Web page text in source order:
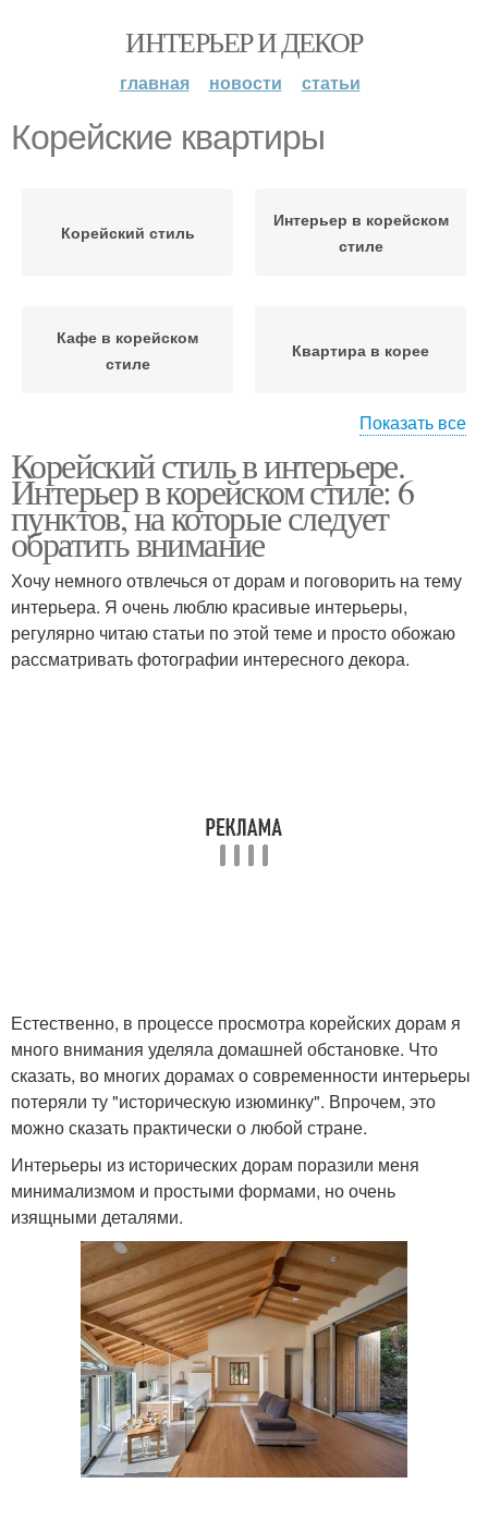
ИНТЕРЬЕР И ДЕКОР
главная новости статьи
Корейские квартиры
Корейский стиль
Интерьер в корейском
стиле
Кафе в корейском
стиле
Квартира в корее
Корейский дизайн
Показать все
Корейский стиль в интерьере.
Интерьер в корейском стиле: 6
пунктов, на которые следует
обратить внимание
Хочу немного отвлечься от дорам и поговорить на тему
интерьера. Я очень люблю красивые интерьеры,
регулярно читаю статьи по этой теме и просто обожаю
рассматривать фотографии интересного декора.
Естественно, в процессе просмотра корейских дорам я
много внимания уделяла домашней обстановке. Что
сказать, во многих дорамах о современности интерьеры
потеряли ту "историческую изюминку". Впрочем, это
можно сказать практически о любой стране.
Интерьеры из исторических дорам поразили меня
минимализмом и простыми формами, но очень
изящными деталями.